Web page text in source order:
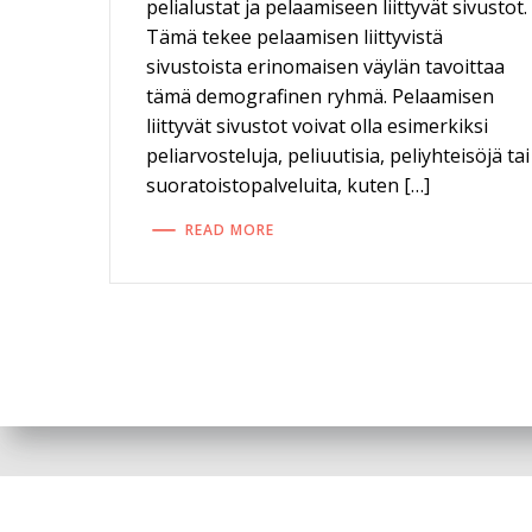
pelialustat ja pelaamiseen liittyvät sivustot.
Tämä tekee pelaamisen liittyvistä
sivustoista erinomaisen väylän tavoittaa
tämä demografinen ryhmä. Pelaamisen
liittyvät sivustot voivat olla esimerkiksi
peliarvosteluja, peliuutisia, peliyhteisöjä tai
suoratoistopalveluita, kuten […]
READ MORE